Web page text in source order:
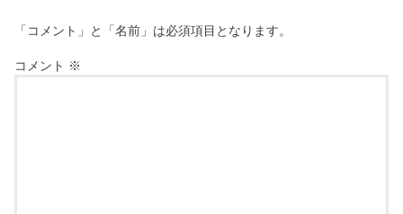
「コメント」と「名前」は必須項目となります。
コメント ※